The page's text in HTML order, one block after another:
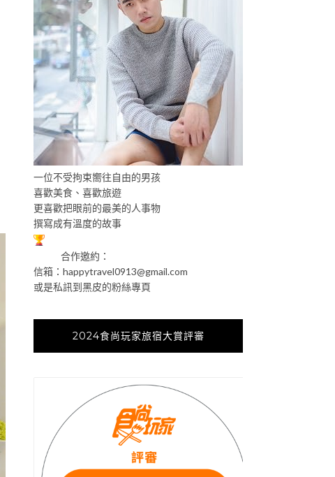
一位不受拘束嚮往自由的男孩
喜歡美食、喜歡旅遊
更喜歡把眼前的最美的人事物
撰寫成有溫度的故事
合作邀約：
信箱： happytravel0913@gmail.com
或是私訊到黑皮的粉絲專頁
2024食尚玩家旅宿大賞評審